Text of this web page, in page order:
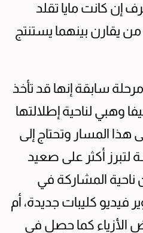
إن كانت مايا تقلد
من يقارن بينهما يستنتج
سابقة إنها قد تأخذ
وهبي لناحية إطلالتها
هذا المسار وتحتاج إلى
أكثر على صعيد
ناحية المشاركة في
فيديو كليبات جديدة، أم
الأزياء كما حصل في